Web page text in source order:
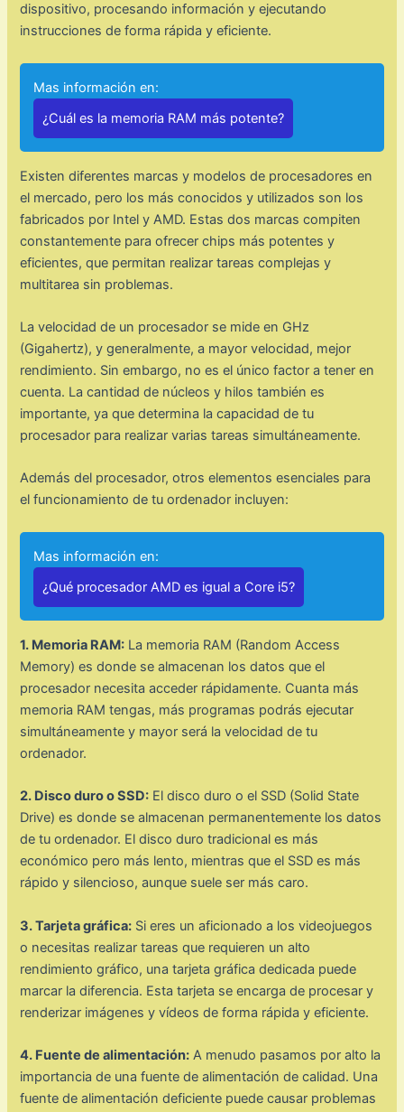
dispositivo, procesando información y ejecutando
instrucciones de forma rápida y eficiente.
Mas información en:
¿Cuál es la memoria RAM más potente?
Existen diferentes marcas y modelos de procesadores en
el mercado, pero los más conocidos y utilizados son los
fabricados por Intel y AMD. Estas dos marcas compiten
constantemente para ofrecer chips más potentes y
eficientes, que permitan realizar tareas complejas y
multitarea sin problemas.
La velocidad de un procesador se mide en GHz
(Gigahertz), y generalmente, a mayor velocidad, mejor
rendimiento. Sin embargo, no es el único factor a tener en
cuenta. La cantidad de núcleos y hilos también es
importante, ya que determina la capacidad de tu
procesador para realizar varias tareas simultáneamente.
Además del procesador, otros elementos esenciales para
el funcionamiento de tu ordenador incluyen:
Mas información en:
¿Qué procesador AMD es igual a Core i5?
1. Memoria RAM: La memoria RAM (Random Access
Memory) es donde se almacenan los datos que el
procesador necesita acceder rápidamente. Cuanta más
memoria RAM tengas, más programas podrás ejecutar
simultáneamente y mayor será la velocidad de tu
ordenador.
2. Disco duro o SSD: El disco duro o el SSD (Solid State
Drive) es donde se almacenan permanentemente los datos
de tu ordenador. El disco duro tradicional es más
económico pero más lento, mientras que el SSD es más
rápido y silencioso, aunque suele ser más caro.
3. Tarjeta gráfica: Si eres un aficionado a los videojuegos
o necesitas realizar tareas que requieren un alto
rendimiento gráfico, una tarjeta gráfica dedicada puede
marcar la diferencia. Esta tarjeta se encarga de procesar y
renderizar imágenes y vídeos de forma rápida y eficiente.
4. Fuente de alimentación: A menudo pasamos por alto la
importancia de una fuente de alimentación de calidad. Una
fuente de alimentación deficiente puede causar problemas